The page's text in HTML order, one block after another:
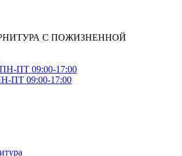
С ПОЖИЗНЕННОЙ
ПН-ПТ 09:00-17:00
ПТ 09:00-17:00